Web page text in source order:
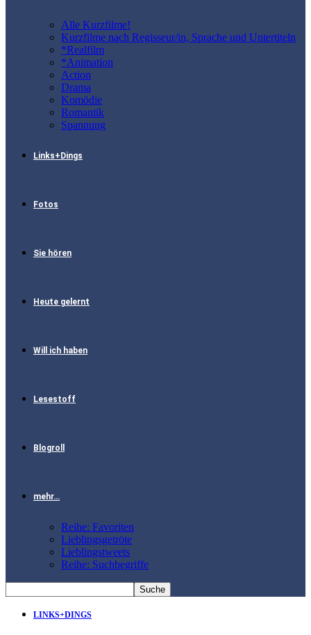
Alle Kurzfilme!
Kurzfilme nach Regisseur/in, Sprache und Untertiteln
*Realfilm
*Animation
Action
Drama
Komödie
Romantik
Spannung
Links+Dings
Fotos
Sie hören
Heute gelernt
Will ich haben
Lesestoff
Blogroll
mehr…
Reihe: Favoriten
Lieblingsgetröte
Lieblingstweets
Reihe: Suchbegriffe
LINKS+DINGS